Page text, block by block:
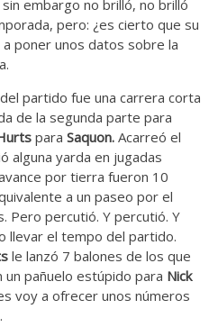
embargo no brilló, no brilló
pero: ¿es cierto que su
poner unos datos sobre la
partido fue una carrera corta
de la segunda parte para
paraSaquon. Acarreó el
alguna yarda en jugadas
por tierra fueron 10
a un paseo por el
Pero percutió. Y percutió. Y
llevar el tempo del partido.
le lanzó 7 balones de los que
pañuelo estúpido para Nick
voy a ofrecer unos números